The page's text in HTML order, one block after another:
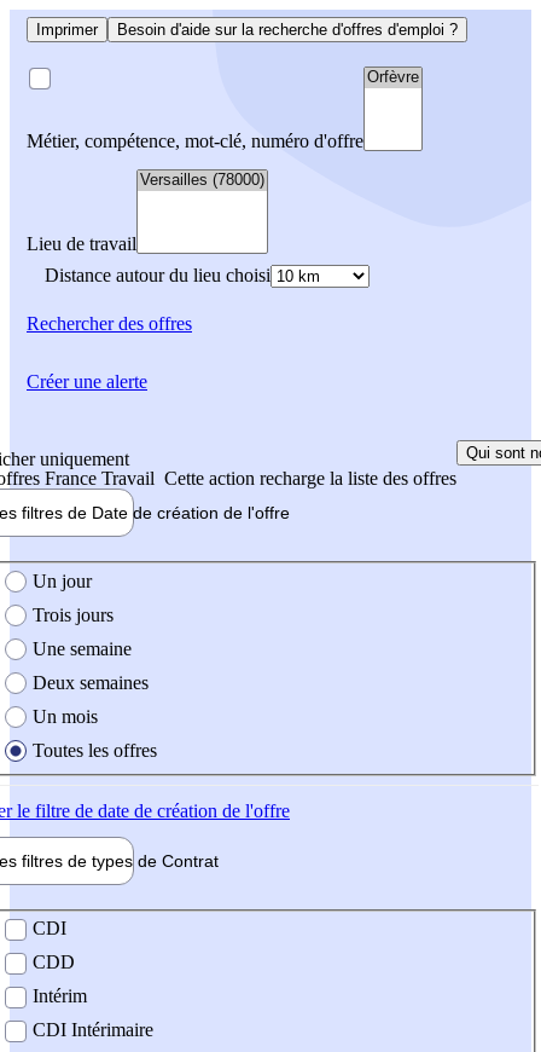
Imprimer Besoin d'aide sur la recherche d'offres d'emploi ?
Métier, compétence, mot-clé, numéro d'offre
Lieu de travail
Distance autour du lieu choisi
Rechercherdes offres
uniquement
France Travail Cette action recharge la liste des offres
Qui sont
filtres de Date de création de l'offre
création de l'offre
Un jour
Trois jours
Une semaine
Deux semaines
Un mois
Toutes les offres
le filtre de date de création de l'offre
filtres de types de Contrat
contrat
CDI
CDD
Intérim
CDI Intérimaire
Créer une alerte